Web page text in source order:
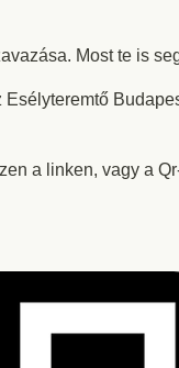
Most te is
a linken, vagy a